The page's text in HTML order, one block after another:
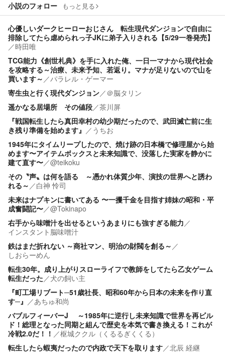
小説のフォロー もっと見る
心優しいダークヒーローおじさん 転生現代ダンジョンで自由に
排除してたら虐められっ子JKに弟子入りされる【5/29一巻発売】
／時田唯
TCG能力《創世札典》を手に入れた俺、一日一マナから現代社会
を攻略する～治療、未来予知、若返り。マナが足りないので山を
買います～ ／パラレル・ゲーマー
寄生虫と行く現代ダンジョン／ ＠脳タリン
遥かなる居場所 その値段／茶川屏
『戦国転生したら真田幸村の幼少期だったので、武田滅亡前に生
き残り準備を始めます』 ／ うちお
1945年にタイムリープしたので、焼け跡の日本橋で修理屋から始
めます〜アイテムボックスと未来知識で、没落した実家を静かに
建て直す〜／@teikoku
その〝声〟は何を語る ～憑かれ体質少年、演技の世界へと誘わ
れる～ ／白神 怜司
未来はナプキンに書いてある 〜一攫千金を目指す姉妹の昭和・平
成奮闘記〜／@Tokinapo
右手から味噌汁を出せるというあまりにも強すぎる能力／
インスタント脳味噌汁
鉄はまだ折れない ～商社マン、明治の財閥を創る～ ／
しおらーめん
転生30年。成り上がりスローライフで教師をしてたら乙女ゲーム
転生だった／犬の飼い主
『町工場リブート─51歳社長、昭和60年から日本の未来を作り直
す─』 ／あちゅ和尚
バブルフィーバーJ ～1985年に逆行し未来知識で世界を再ビル
ド！総理となった同期と組んで歴史を本気で書き換える！これが
冷戦2.0だ！！ ／枢城ククル（くるるぎくくる）
転生したら蝦夷だったので内政で天下を取ります／北辰 経継